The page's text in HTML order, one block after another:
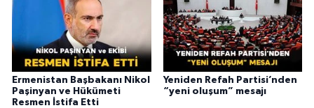
Ermenistan Başbakanı Nikol
Paşinyan ve Hükümeti
Resmen İstifa Etti
Yeniden Refah Partisi’nden
“yeni oluşum” mesajı